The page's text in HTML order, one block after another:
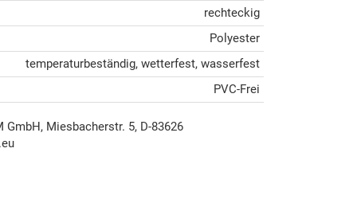
rechteckig
Polyester
temperaturbeständig, wetterfest, wasserfest
PVC-Frei
GmbH, Miesbacherstr. 5, D-83626